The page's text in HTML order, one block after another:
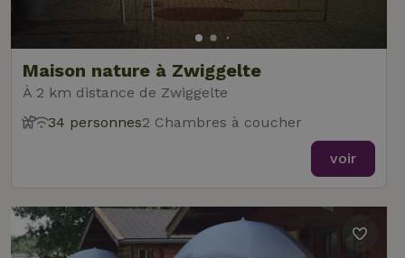
Maison nature à Zwiggelte
À 2 km distance de Zwiggelte
34 personnes2 Chambres à coucher
voir